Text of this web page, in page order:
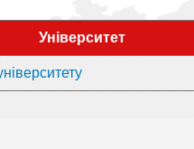
Університет